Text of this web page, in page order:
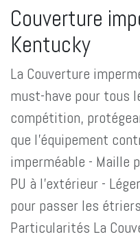
Couverture
Kentucky
La Couverture
must-have pour tous
compétition,
que l’équipement
imperméable - Maille
PU à l'extérieur -
pour passer les
Particularités La